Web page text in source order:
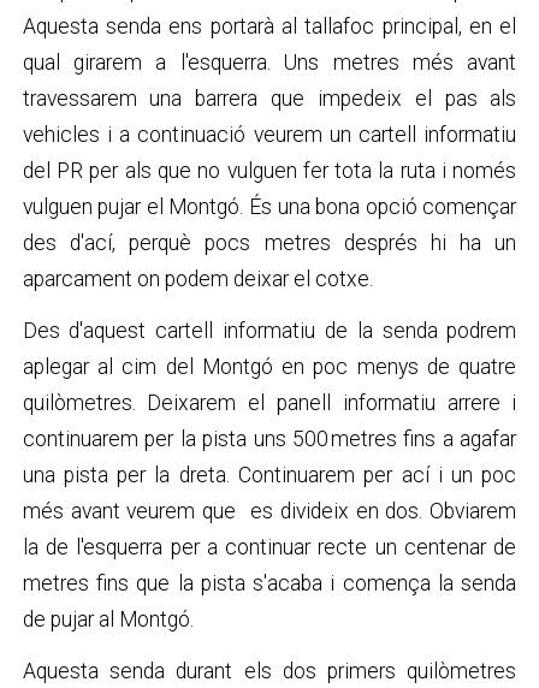
Aquesta senda ens portarà al tallafoc principal, en el
qual girarem a l'esquerra. Uns metres més avant
travessarem una barrera que impedeix el pas als
vehicles i a continuació veurem un cartell informatiu
del PR per als que no vulguen fer tota la ruta i només
vulguen pujar el Montgó. És una bona opció començar
des d'ací, perquè pocs metres després hi ha un
aparcament on podem deixar el cotxe.
Des d'aquest cartell informatiu de la senda podrem
aplegar al cim del Montgó en poc menys de quatre
quilòmetres. Deixarem el panell informatiu arrere i
continuarem per la pista uns 500 metres fins a agafar
una pista per la dreta. Continuarem per ací i un poc
més avant veurem que es divideix en dos. Obviarem
la de l'esquerra per a continuar recte un centenar de
metres fins que la pista s'acaba i comença la senda
de pujar al Montgó.
Aquesta senda durant els dos primers quilòmetres